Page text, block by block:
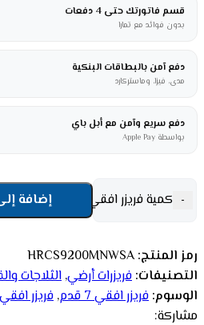
قسم فاتورتك حتى 4 دفعات
بدون فوائد مع تمارا
دفع آمن بالبطاقات البنكية
مدى، فيزا، وماستركارد
دفع سريع وآمن مع أبل باي
بواسطة Apple Pay
- كمية فريزر افقي هيتاشى 7 قدم -200 لتر - ابيض HRCS9200MNWSAإضافة
رمز المنتج:HRCS9200MNWSA
التصنيفات: فريزرات أرضي, الثلاجات
الوسوم: فريزر افقي 7 قدم , فريزر
مشاركة: